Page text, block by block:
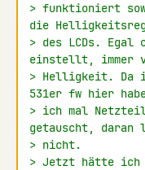
> funktioniert
die
> des LCDs. Egal
einstellt, immer
> Helligkeit. Da
531er fw hier
> ich mal
getauscht, daran
> nicht.
> Jetzt hätte ich